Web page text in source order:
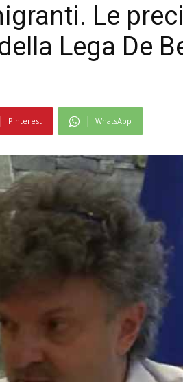
Le
Lega De
Pinterest WhatsApp